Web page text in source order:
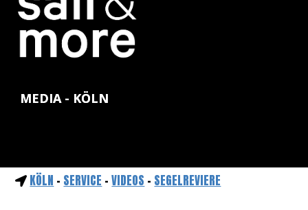
MEDIA - KÖLN
KÖLN - SERVICE -VIDEOS - SEGELREVIERE